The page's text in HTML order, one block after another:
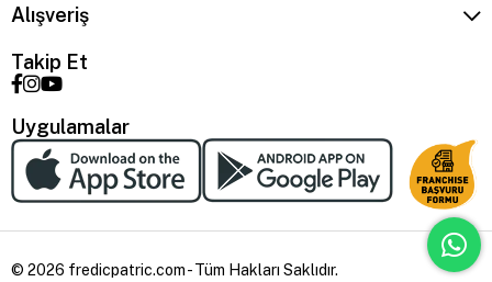
Alışveriş
Takip Et
Uygulamalar
© 2026 fredicpatric.com - Tüm Hakları Saklıdır.